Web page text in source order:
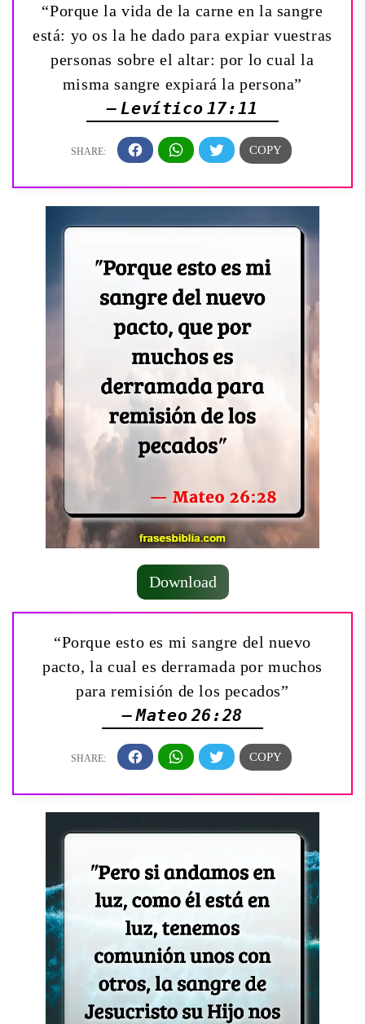
“Porque la vida de la carne en la sangre
está: yo os la he dado para expiar vuestras
personas sobre el altar: por lo cual la
misma sangre expiará la persona”
— Levítico 17:11
Download
“Porque esto es mi sangre del nuevo
pacto, la cual es derramada por muchos
para remisión de los pecados”
— Mateo 26:28